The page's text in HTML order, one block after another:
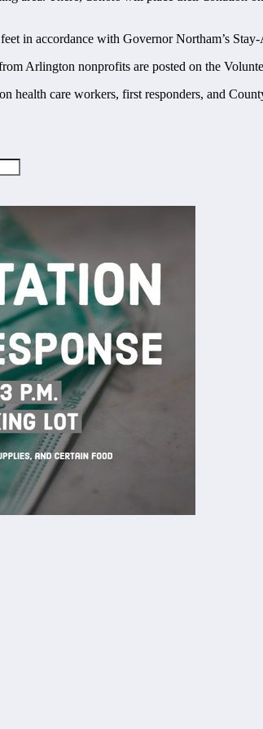
in accordance with Governor Northam’s
Arlington nonprofits are posted on the
health care workers, first responders, and